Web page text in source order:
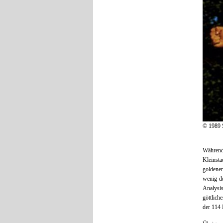
© 1989
wenig
der 114